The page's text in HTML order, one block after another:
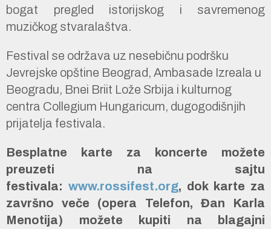
bogat pregled istorijskog i savremenog
muzičkog stvaralaštva.
Festival se održava uz nesebičnu podršku
Jevrejske opštine Beograd, Ambasade Izreala u
Beogradu, Bnei Briit Lože Srbija i kulturnog
centra Collegium Hungaricum, dugogodišnjih
prijatelja festivala.
Besplatne karte za koncerte možete
preuzeti na sajtu
festivala: www.rossifest.org, dok karte za
završno veče (opera Telefon, Đan Karla
Menotija) možete kupiti na blagajni